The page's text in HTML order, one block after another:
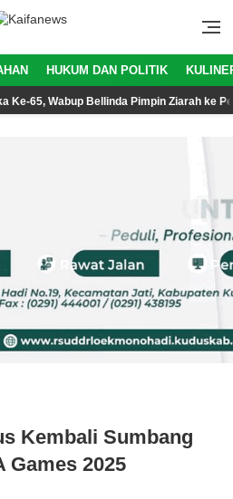
HUKUM DAN POLITIK
Ke-65, Wabup Bellinda Pimpin Ziarah ke
Kembali Sumbang
Games 2025